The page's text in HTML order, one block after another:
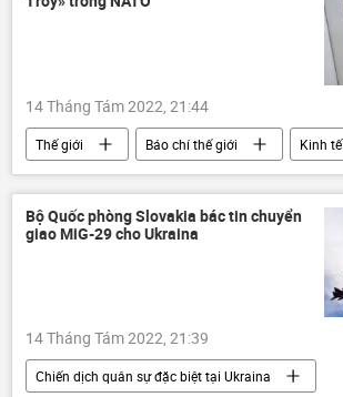
Các biện pháp trừng phạt chống Nga
14 Tháng Tám 2022, 21:44
Thế giới Báo chí thế giới
Kinh tế
NATO
Thổ Nhĩ Kỳ
Nga
Cuộc khủng hoảng ở Ukraina
Các biện pháp trừng phạt chống Nga
Bộ Quốc phòng Slovakia bác tin chuyển
giao MiG-29 cho Ukraina
14 Tháng Tám 2022, 21:39
Chiến dịch quân sự đặc biệt tại Ukraina